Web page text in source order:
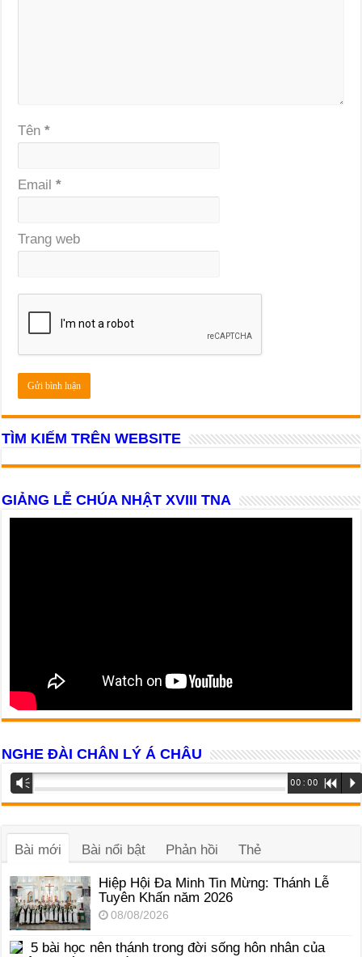
Tên*
Email*
Trang web
TÌM KIẾM TRÊN WEBSITE
GIẢNG LỄ CHÚA NHẬT XVIII TNA
NGHE ĐÀI CHÂN LÝ Á CHÂU
Trình
phát
Vm 00:00 R P
Bài mới Bài nổi bật Phản hồi Thẻ
Hiệp Hội Đa Minh Tin Mừng: Thánh Lễ
Tuyên Khấn năm 2026
08/08/2026
5 bài học nên thánh trong đời sống hôn nhân của